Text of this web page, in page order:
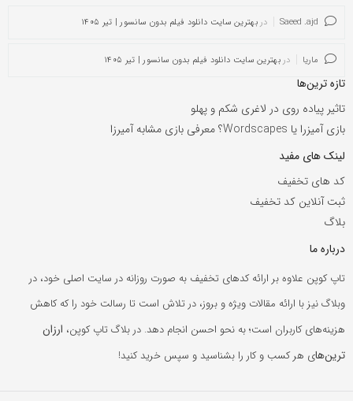
Saeed .ajd در بهترین سایت دانلود فیلم بدون سانسور | تیر ۱۴۰۵
ماریا در بهترین سایت دانلود فیلم بدون سانسور | تیر ۱۴۰۵
تازه ترین‌ها
تاثیر پیاده روی در لاغری شکم و پهلو
بازی آمیزرا یا Wordscapes؟ معرفی بازی مشابه آمیرزا
لینک های مفید
کد های تخفیف
ثبت آنلاین کد تخفیف
بلاگ
درباره ما
تاپ کوپن علاوه بر ارائه کدهای تخفیف به صورت روزانه در سایت اصلی خود، در
وبلاگ نیز با ارائه مقالات ویژه و بروز، در تلاش است تا رسالت خود را که کاهش
هزینه‌های کاربران است؛ به نحو احسن انجام دهد. در بلاگ تاپ کوپن، ارزان
ترین‌های هر کسب و کار را بشناسید و سپس خرید کنید!